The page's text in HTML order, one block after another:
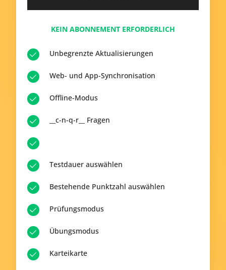
KEIN ABONNEMENT ERFORDERLICH
Unbegrenzte Aktualisierungen
Web- und App-Synchronisation
Offline-Modus
__c-n-q-r__ Fragen
Testdauer auswählen
Bestehende Punktzahl auswählen
Prüfungsmodus
Übungsmodus
Karteikarte